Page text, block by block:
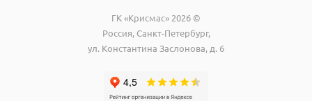
ГК «Крисмас» 2026 ©
Россия, Санкт-Петербург,
ул. Константина Заслонова, д. 6